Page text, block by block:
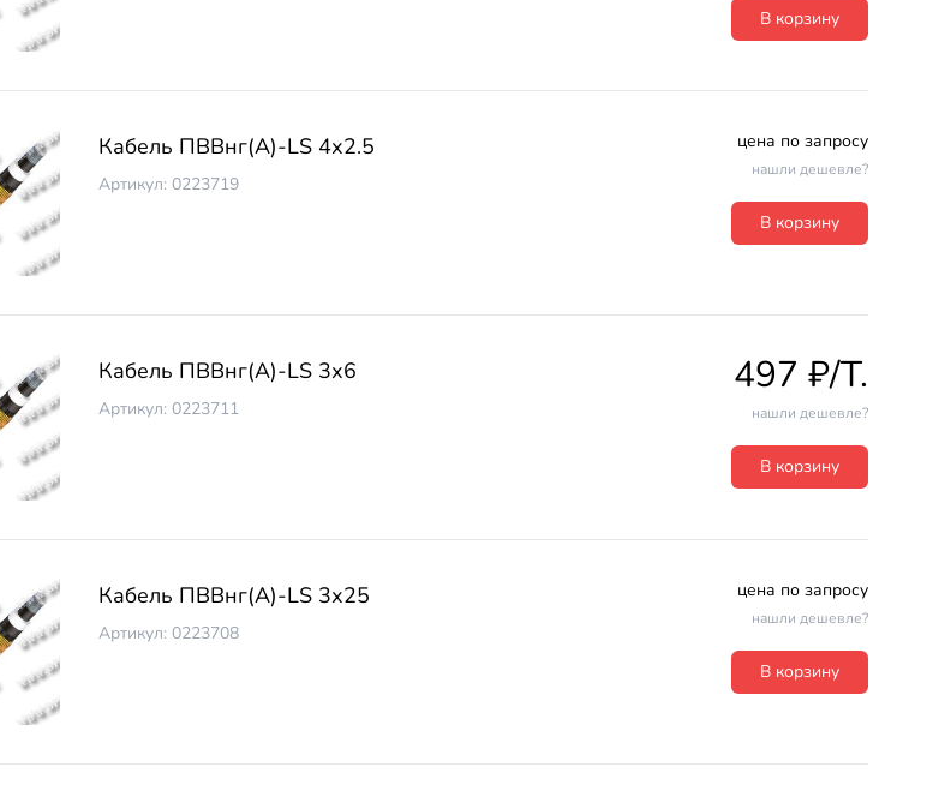
В корзину
Кабель ПВВнг(А)-LS 4х2.5
Артикул: 0223719
цена по запросу
нашли дешевле?
В корзину
Кабель ПВВнг(А)-LS 3х6
Артикул: 0223711
497 ₽/T.
нашли дешевле?
В корзину
Кабель ПВВнг(А)-LS 3х25
Артикул: 0223708
цена по запросу
нашли дешевле?
В корзину